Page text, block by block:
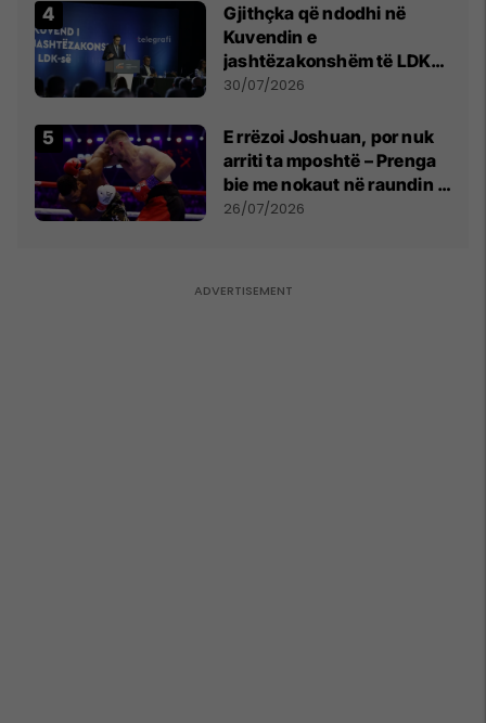
Gjithçka që ndodhi në
Kuvendin e
jashtëzakonshëm të LDK-
së
30/07/2026
E rrëzoi Joshuan, por nuk
arriti ta mposhtë – Prenga
bie me nokaut në raundin e
dytë
26/07/2026